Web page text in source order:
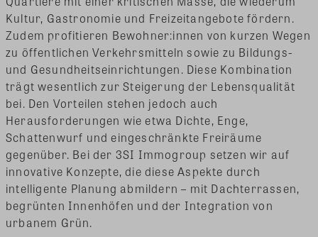
Kultur, Gastronomie und Freizeitangebote fördern.
Zudem profitieren Bewohner:innen von kurzen Wegen
zu öffentlichen Verkehrsmitteln sowie zu Bildungs-
und Gesundheitseinrichtungen. Diese Kombination
trägt wesentlich zur Steigerung der Lebensqualität
bei. Den Vorteilen stehen jedoch auch
Herausforderungen wie etwa Dichte, Enge,
Schattenwurf und eingeschränkte Freiräume
gegenüber. Bei der 3SI Immogroup setzen wir auf
innovative Konzepte, die diese Aspekte durch
intelligente Planung abmildern – mit Dachterrassen,
begrünten Innenhöfen und der Integration von
urbanem Grün.